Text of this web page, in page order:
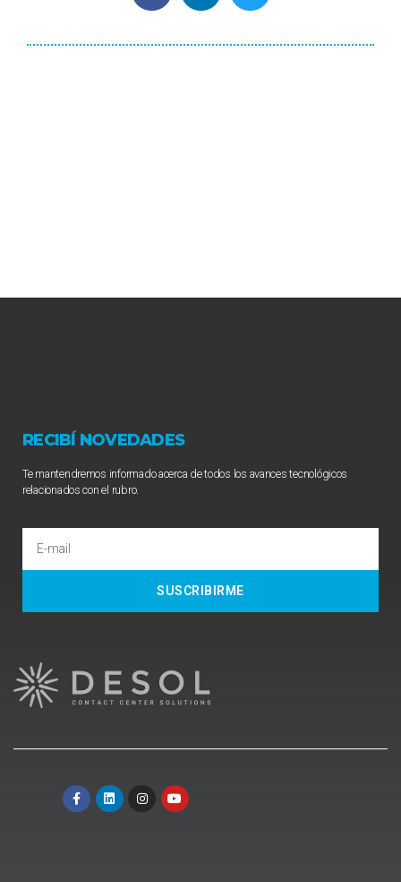
RECIBÍ NOVEDADES
Te mantendremos informado acerca de todos los avances tecnológicos
relacionados con el rubro.
SUSCRIBIRME